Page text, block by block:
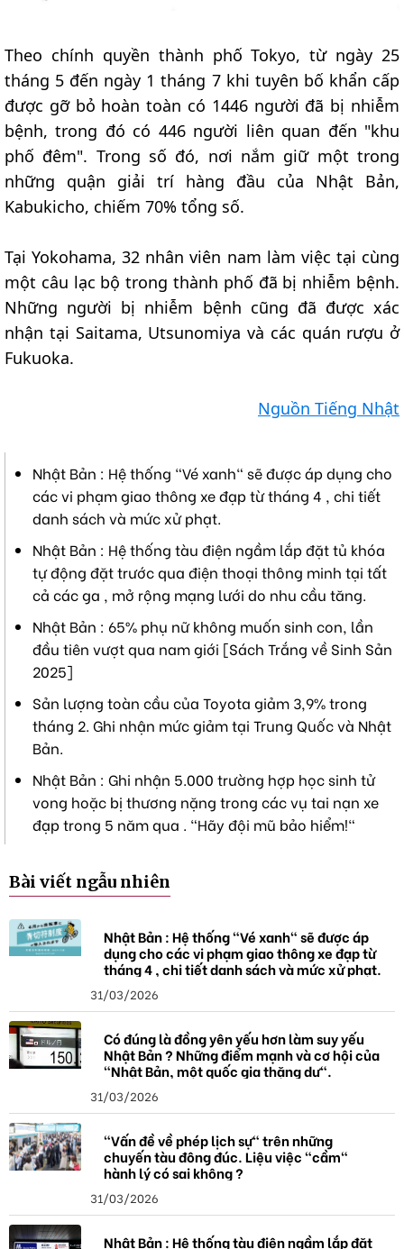
Theo chính quyền thành phố Tokyo, từ ngày 25
tháng 5 đến ngày 1 tháng 7 khi tuyên bố khẩn cấp
được gỡ bỏ hoàn toàn có 1446 người đã bị nhiễm
bệnh, trong đó có 446 người liên quan đến "khu
phố đêm". Trong số đó, nơi nắm giữ một trong
những quận giải trí hàng đầu của Nhật Bản,
Kabukicho, chiếm 70% tổng số.
Tại Yokohama, 32 nhân viên nam làm việc tại cùng
một câu lạc bộ trong thành phố đã bị nhiễm bệnh.
Những người bị nhiễm bệnh cũng đã được xác
nhận tại Saitama, Utsunomiya và các quán rượu ở
Fukuoka.
Nguồn Tiếng Nhật
Nhật Bản : Hệ thống "Vé xanh" sẽ được áp dụng cho
các vi phạm giao thông xe đạp từ tháng 4 , chi tiết
danh sách và mức xử phạt.
Nhật Bản : Hệ thống tàu điện ngầm lắp đặt tủ khóa
tự động đặt trước qua điện thoại thông minh tại tất
cả các ga , mở rộng mạng lưới do nhu cầu tăng.
Nhật Bản : 65% phụ nữ không muốn sinh con, lần
đầu tiên vượt qua nam giới [Sách Trắng về Sinh Sản
2025]
Sản lượng toàn cầu của Toyota giảm 3,9% trong
tháng 2. Ghi nhận mức giảm tại Trung Quốc và Nhật
Bản.
Nhật Bản : Ghi nhận 5.000 trường hợp học sinh tử
vong hoặc bị thương nặng trong các vụ tai nạn xe
đạp trong 5 năm qua . "Hãy đội mũ bảo hiểm!"
Bài viết ngẫu nhiên
Nhật Bản : Hệ thống "Vé xanh" sẽ được áp
dụng cho các vi phạm giao thông xe đạp từ
tháng 4 , chi tiết danh sách và mức xử phạt.
31/03/2026
Có đúng là đồng yên yếu hơn làm suy yếu
Nhật Bản ? Những điểm mạnh và cơ hội của
"Nhật Bản, một quốc gia thặng dư".
31/03/2026
"Vấn đề về phép lịch sự" trên những
chuyến tàu đông đúc. Liệu việc "cầm"
hành lý có sai không ?
31/03/2026
Nhật Bản : Hệ thống tàu điện ngầm lắp đặt